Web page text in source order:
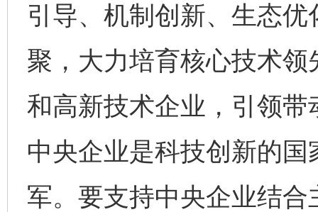
引导、机制创新、生态
聚，大力培育核心技术
和高新技术企业，引领
中央企业是科技创新的
军。要支持中央企业结